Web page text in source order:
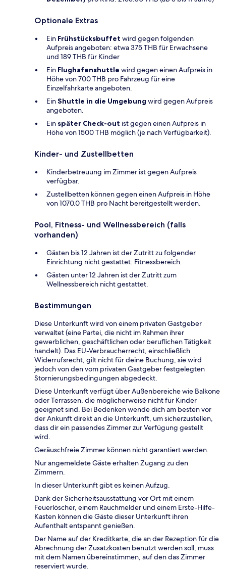
Optionale Extras
Ein Frühstücksbuffet wird gegen folgenden
Aufpreis angeboten: etwa 375 THB für Erwachsene
und 189 THB für Kinder
Ein Flughafenshuttle wird gegen einen Aufpreis in
Höhe von 700 THB pro Fahrzeug für eine
Einzelfahrkarte angeboten.
EinShuttle in die Umgebung wird gegen Aufpreis
angeboten.
Ein später Check-out ist gegen einen Aufpreis in
Höhe von 1500 THB möglich (je nach Verfügbarkeit).
Kinder- und Zustellbetten
Kinderbetreuung im Zimmer ist gegen Aufpreis
verfügbar.
Zustellbetten können gegen einen Aufpreis in Höhe
von 1070.0 THB pro Nacht bereitgestellt werden.
Pool, Fitness- und Wellnessbereich (falls
vorhanden)
Gästen bis 12 Jahren ist der Zutritt zu folgender
Einrichtung nicht gestattet: Fitnessbereich.
Gästen unter 12 Jahren ist der Zutritt zum
Wellnessbereich nicht gestattet.
Bestimmungen
Diese Unterkunft wird von einem privaten Gastgeber
verwaltet (eine Partei, die nicht im Rahmen ihrer
gewerblichen, geschäftlichen oder beruflichen Tätigkeit
handelt). Das EU-Verbraucherrecht, einschließlich
Widerrufsrecht, gilt nicht für deine Buchung, sie wird
jedoch von den vom privaten Gastgeber festgelegten
Stornierungsbedingungen abgedeckt.
Diese Unterkunft verfügt über Außenbereiche wie Balkone
oder Terrassen, die möglicherweise nicht für Kinder
geeignet sind. Bei Bedenken wende dich am besten vor
der Ankunft direkt an die Unterkunft, um sicherzustellen,
dass dir ein passendes Zimmer zur Verfügung gestellt
wird.
Geräuschfreie Zimmer können nicht garantiert werden.
Nur angemeldete Gäste erhalten Zugang zu den
Zimmern.
In dieser Unterkunft gibt es keinen Aufzug.
Dank der Sicherheitsausstattung vor Ort mit einem
Feuerlöscher, einem Rauchmelder und einem Erste-Hilfe-
Kasten können die Gäste dieser Unterkunft ihren
Aufenthalt entspannt genießen.
Der Name auf der Kreditkarte, die an der Rezeption für die
Abrechnung der Zusatzkosten benutzt werden soll, muss
mit dem Namen übereinstimmen, auf den das Zimmer
reserviert wurde.